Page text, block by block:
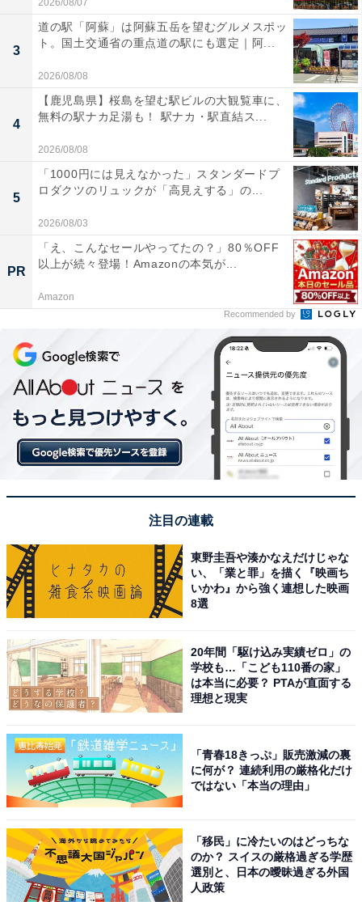
2026/08/07
3
道の駅「阿蘇」は阿蘇五岳を望むグルメスポッ
ト。国土交通省の重点道の駅にも選定｜阿...
2026/08/08
4
【鹿児島県】桜島を望む駅ビルの大観覧車に、
無料の駅ナカ足湯も！ 駅ナカ・駅直結ス...
2026/08/08
5
「1000円には見えなかった」スタンダードプ
ロダクツのリュックが「高見えする」の...
2026/08/03
PR
「え、こんなセールやってたの？」80％OFF
以上が続々登場！Amazonの本気が...
Amazon
Recommended by
注目の連載
東野圭吾や湊かなえだけじゃな
い、「業と罪」を描く『映画ち
いかわ』から強く連想した映画
8選
20年間「駆け込み実績ゼロ」の
学校も…「こども110番の家」
は本当に必要？ PTAが直面する
理想と現実
「青春18きっぷ」販売激減の裏
に何が？ 連続利用の厳格化だけ
ではない「本当の理由」
「移民」に冷たいのはどっちな
のか？ スイスの厳格過ぎる学歴
選別と、日本の曖昧過ぎる外国
人政策